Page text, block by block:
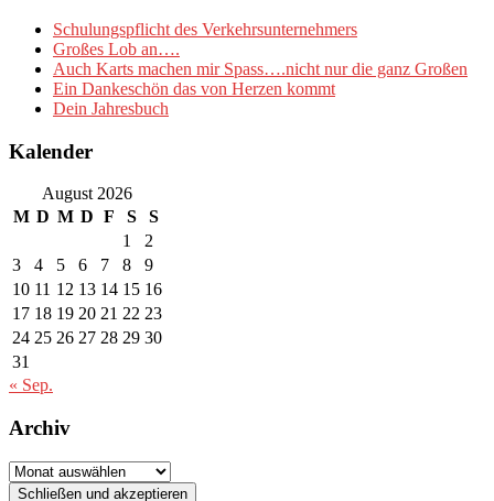
Schulungspflicht des Verkehrsunternehmers
Großes Lob an….
Auch Karts machen mir Spass….nicht nur die ganz Großen
Ein Dankeschön das von Herzen kommt
Dein Jahresbuch
Kalender
August 2026
M D M D F S
S
1
2
3
4 5 6 7 8
9
10 11 12 13 14 15 16
17 18 19 20 21 22 23
24 25 26 27 28 29 30
31
« Sep.
Archiv
Archiv